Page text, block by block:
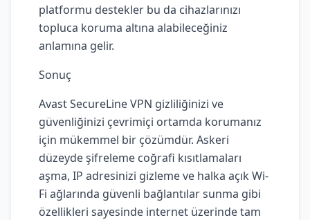
platformu destekler bu da cihazlarınızı
topluca koruma altına alabileceğiniz
anlamına gelir.
Sonuç
Avast SecureLine VPN gizliliğinizi ve
güvenliğinizi çevrimiçi ortamda korumanız
için mükemmel bir çözümdür. Askeri
düzeyde şifreleme coğrafi kısıtlamaları
aşma, IP adresinizi gizleme ve halka açık Wi-
Fi ağlarında güvenli bağlantılar sunma gibi
özellikleri sayesinde internet üzerinde tam